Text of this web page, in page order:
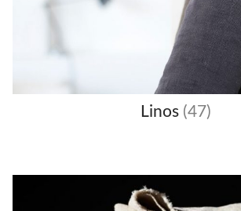
Linos (47)